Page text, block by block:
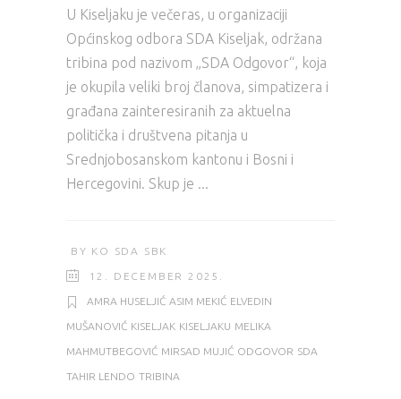
U Kiseljaku je večeras, u organizaciji
Općinskog odbora SDA Kiseljak, održana
tribina pod nazivom „SDA Odgovor“, koja
je okupila veliki broj članova, simpatizera i
građana zainteresiranih za aktuelna
politička i društvena pitanja u
Srednjobosanskom kantonu i Bosni i
Hercegovini. Skup je
BY KO SDA SBK
12. DECEMBER 2025.
AMRA HUSELJIĆ ASIM MEKIĆ ELVEDIN
MUŠANOVIĆ KISELJAK KISELJAKU MELIKA
MAHMUTBEGOVIĆ MIRSAD MUJIĆ ODGOVOR SDA
TAHIR LENDO TRIBINA